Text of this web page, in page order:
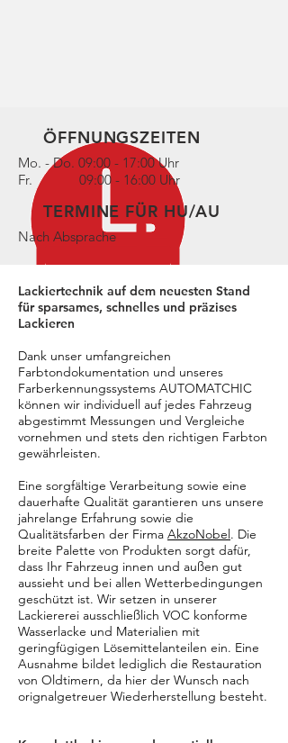
ÖFFNUNGSZEITEN
Mo. - Do. 09:00 - 17:00 Uhr
Fr. 09:00 - 16:00 Uhr
TERMINE FÜR HU/AU
Nach Absprache
Lackiertechnik auf dem neuesten Stand
für sparsames, schnelles und präzises
Lackieren
Dank unser umfangreichen
Farbtondokumentation und unseres
Farberkennungssystems AUTOMATCHIC
können wir individuell auf jedes Fahrzeug
abgestimmt Messungen und Vergleiche
vornehmen und stets den richtigen Farbton
gewährleisten.
Eine sorgfältige Verarbeitung sowie eine
dauerhafte Qualität garantieren uns unsere
jahrelange Erfahrung sowie die
Qualitätsfarben der Firma AkzoNobel. Die
breite Palette von Produkten sorgt dafür,
dass Ihr Fahrzeug innen und außen gut
aussieht und bei allen Wetterbedingungen
geschützt ist. Wir setzen in unserer
Lackiererei ausschließlich VOC konforme
Wasserlacke und Materialien mit
geringfügigen Lösemittelanteilen ein. Eine
Ausnahme bildet lediglich die Restauration
von Oldtimern, da hier der Wunsch nach
orignalgetreuer Wiederherstellung besteht.